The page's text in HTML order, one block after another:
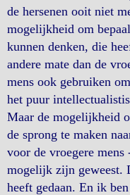
de hersenen ooit niet
mogelijkheid om
kunnen denken, die
andere mate dan de
mens ook gebruiken
het puur
Maar de mogelijkheid
de sprong te maken
voor de vroegere
mogelijk zijn geweest.
heeft gedaan. En ik